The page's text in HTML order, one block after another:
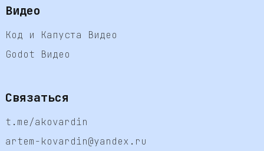
Видео
Код и Капуста Видео
Godot Видео
Связаться
t.me/akovardin
artem-kovardin@yandex.ru